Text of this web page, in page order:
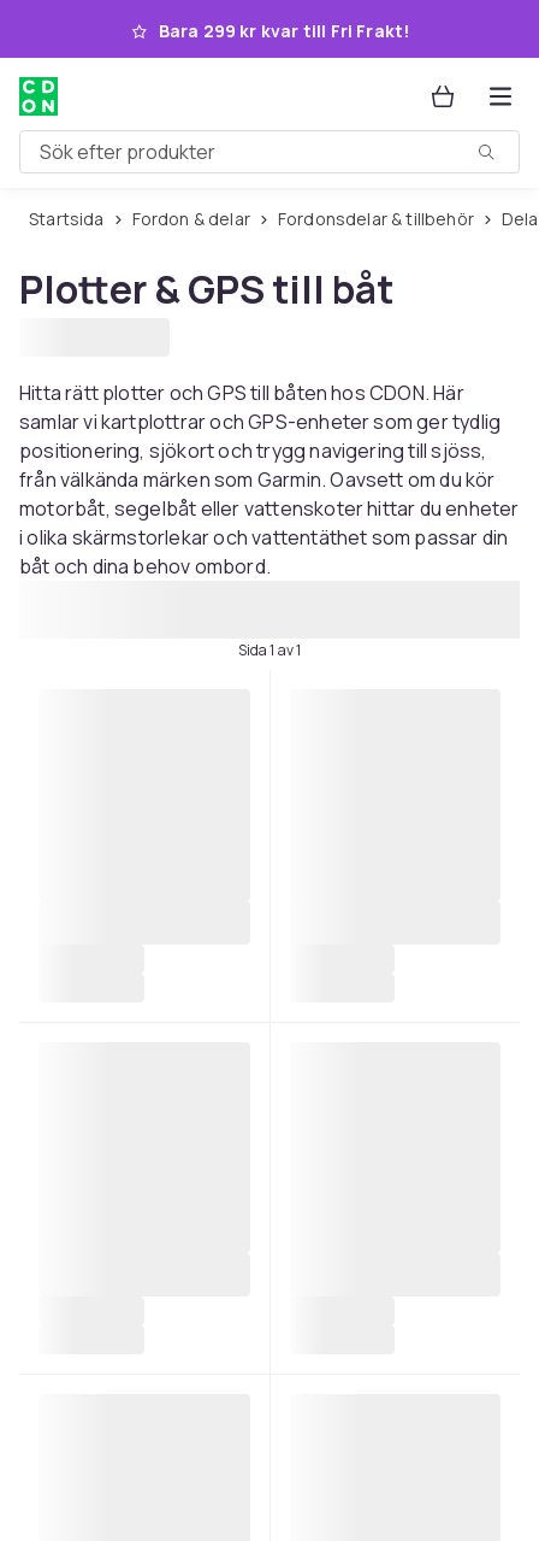
Hoppa till huvudinnehållet
Bara 299 kr kvar till Fri Frakt!
Sök efter produkter
Startsida Fordon & delar Fordonsdelar & tillbehör
Plotter & GPS till båt
Hitta rätt plotter och GPS till båten hos CDON. Här
samlar vi kartplottrar och GPS-enheter som ger tydlig
positionering, sjökort och trygg navigering till sjöss,
från välkända märken som Garmin. Oavsett om du kör
motorbåt, segelbåt eller vattenskoter hittar du enheter
i olika skärmstorlekar och vattentäthet som passar din
båt och dina behov ombord.
Sida 1 av 1